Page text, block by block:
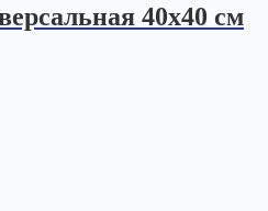
40х40 см